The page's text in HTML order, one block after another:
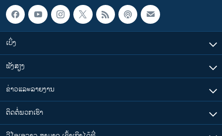
ເບິ່ງ
ຟັງສຽງ
ຂ່າວແລະລາຍງານ
ຕິດຕໍ່ພວກເຮົາ